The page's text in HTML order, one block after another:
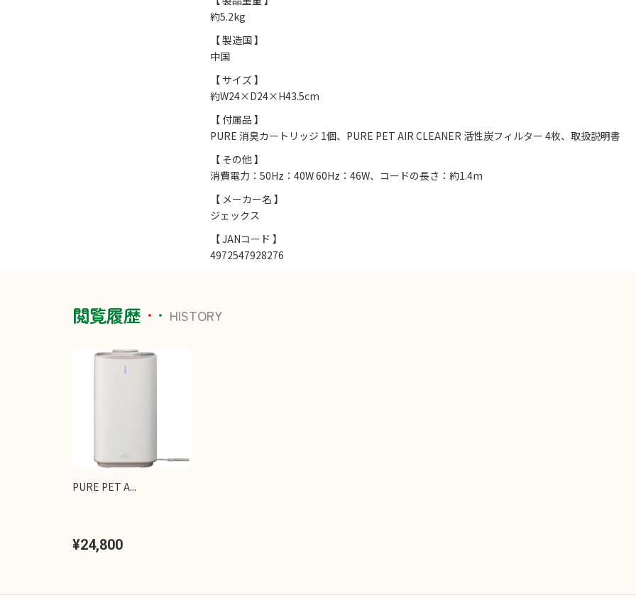
約5.2kg
【 製造国 】
中国
【 サイズ 】
約W24×D24×H43.5cm
【 付属品 】
PURE 消臭カートリッジ 1個、PURE PET AIR CLEANER 活性炭フィルター 4枚、取扱説明書
【 その他 】
消費電力：50Hz：40W 60Hz：46W、コードの長さ：約1.4m
【 メーカー名 】
ジェックス
【 JANコード 】
4972547928276
閲覧履歴 HISTORY
PURE PET A...
¥24,800